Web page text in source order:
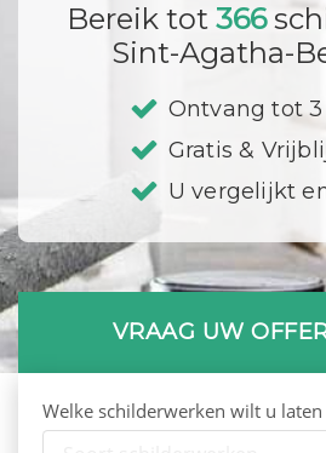
Bedrijf registreren
Bereik tot 366
Sint-Agatha-
Ontvang tot
Gratis &
U vergelijkt
VRAAG UW
Welke schilderwerken wilt u